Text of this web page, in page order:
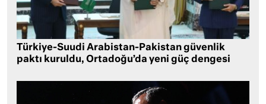
Türkiye-Suudi Arabistan-Pakistan güvenlik
paktı kuruldu, Ortadoğu’da yeni güç dengesi